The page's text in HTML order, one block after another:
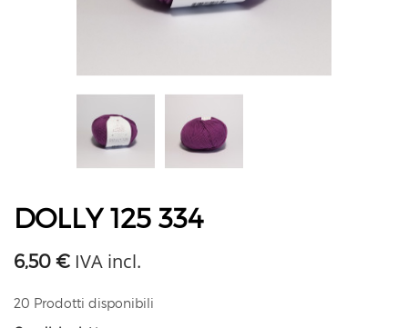
DOLLY 125 334
6,50 € IVA incl.
20 Prodotti disponibili